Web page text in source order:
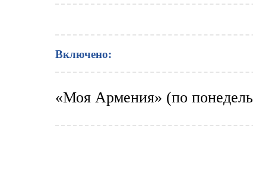
Включено:
«Моя Армения» (по